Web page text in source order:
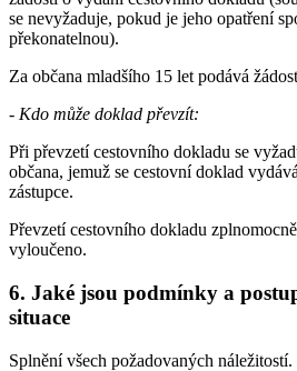
se nevyžaduje, pokud je jeho opatření
překonatelnou).
Za občana mladšího 15 let podává
- Kdo může doklad převzít:
Při převzetí cestovního dokladu se
občana, jemuž se cestovní doklad
zástupce.
Převzetí cestovního dokladu
vyloučeno.
6. Jaké jsou podmínky a
situace
Splnění všech požadovaných náležitostí.